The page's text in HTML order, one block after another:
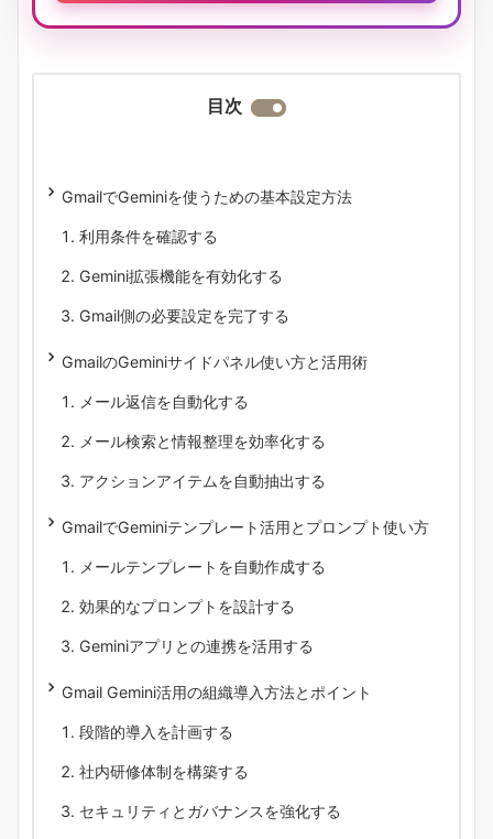
目次
GmailでGeminiを使うための基本設定方法
利用条件を確認する
Gemini拡張機能を有効化する
Gmail側の必要設定を完了する
GmailのGeminiサイドパネル使い方と活用術
メール返信を自動化する
メール検索と情報整理を効率化する
アクションアイテムを自動抽出する
GmailでGeminiテンプレート活用とプロンプト使い方
メールテンプレートを自動作成する
効果的なプロンプトを設計する
Geminiアプリとの連携を活用する
Gmail Gemini活用の組織導入方法とポイント
段階的導入を計画する
社内研修体制を構築する
セキュリティとガバナンスを強化する